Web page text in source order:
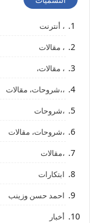
، أنترنت
، مقالات
، مقالات،
،،شروحات، مقالات
،شروحات
،شروحات، مقالات
،مقالات
ابتكارات
احمد حسن وزينب
أخبار